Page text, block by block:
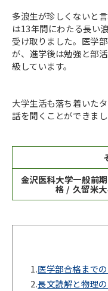
多浪生が珍しくないと
は13年間にわたる長い
受け取りました。医学
が、進学後は勉強と部
級しています。
大学生活も落ち着いた
話を聞くことができまし
金沢医科大学一般前
格 / 久留米
1.医学部合格まで
2.長文読解と物理